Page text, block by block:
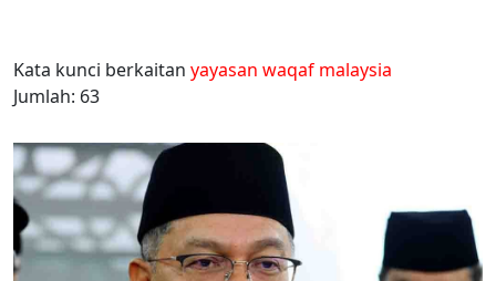
Kata kunci berkaitan yayasan waqaf malaysia
Jumlah: 63